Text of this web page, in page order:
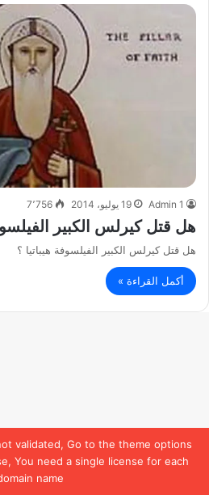
validated, Go to the theme options
You need a single license for each
name.
Admin 1 19 يوليو، 2014 7٬756
هل قتل كيرلس الكبير
هل قتل كيرلس الكبير الفيلسوفة هيباتيا ؟
أكمل القراءة »